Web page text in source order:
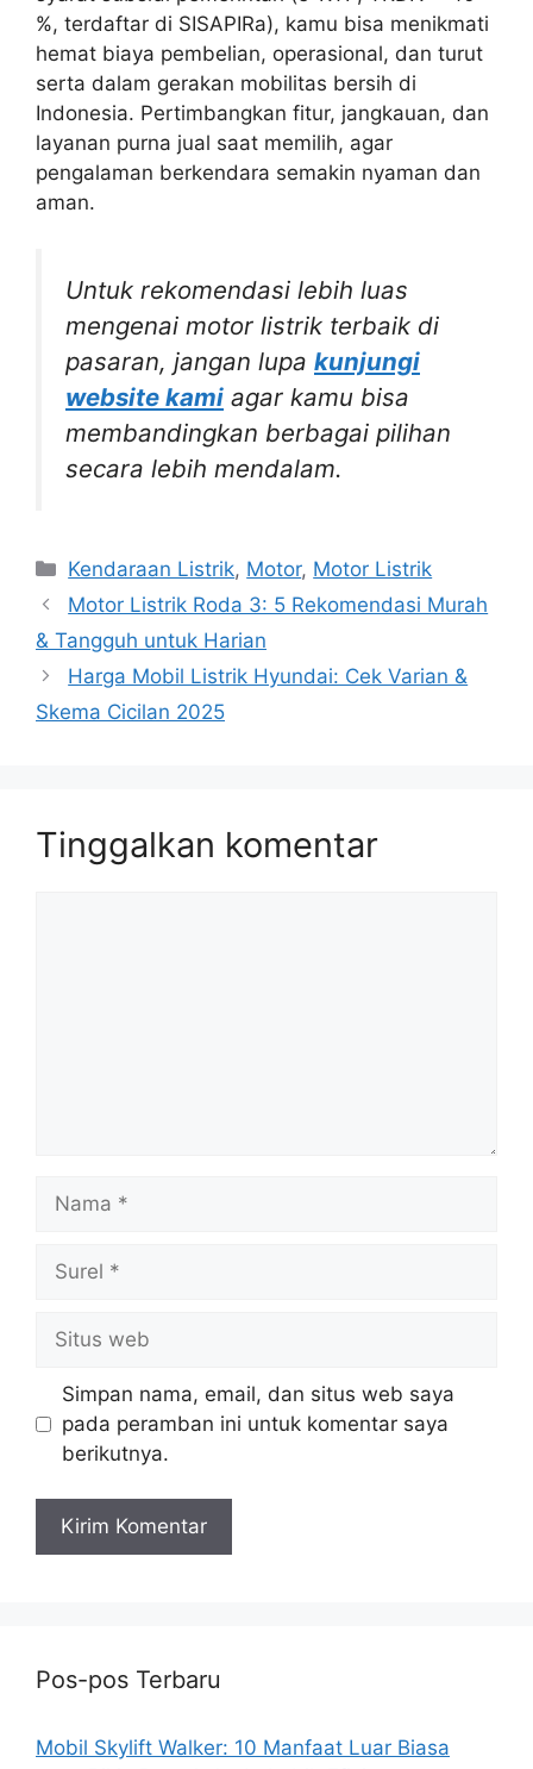
%, terdaftar di SISAPIRa), kamu bisa menikmati
hemat biaya pembelian, operasional, dan turut
serta dalam gerakan mobilitas bersih di
Indonesia. Pertimbangkan fitur, jangkauan, dan
layanan purna jual saat memilih, agar
pengalaman berkendara semakin nyaman dan
aman.
Untuk rekomendasi lebih luas
mengenai motor listrik terbaik di
pasaran, jangan lupa kunjungi
website kami agar kamu bisa
membandingkan berbagai pilihan
secara lebih mendalam.
Kategori
Kendaraan Listrik, Motor, Motor Listrik
Motor Listrik Roda 3: 5 Rekomendasi Murah
& Tangguh untuk Harian
Harga Mobil Listrik Hyundai: Cek Varian &
Skema Cicilan 2025
Tinggalkan komentar
web
Simpan nama, email, dan situs web saya
pada peramban ini untuk komentar saya
berikutnya.
Pos-pos Terbaru
Mobil Skylift Walker: 10 Manfaat Luar Biasa